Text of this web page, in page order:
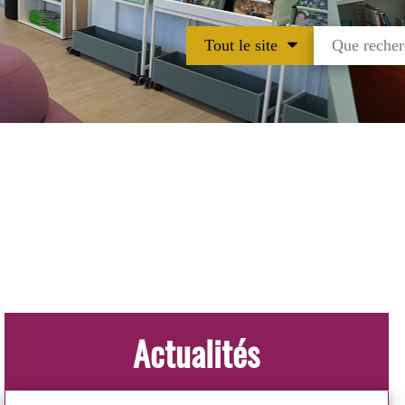
Tout le site
Actualités